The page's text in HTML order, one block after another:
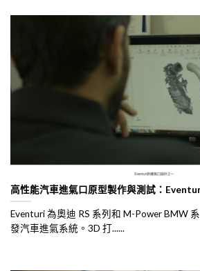
高性能汽車進氣口原型製作與測試：
Eventuri 為奧迪 RS 系列和 M-Power BMW
發汽車進氣系統。3D 打......